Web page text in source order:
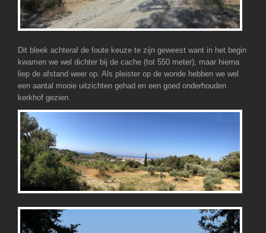
Dit bleek achteraf de foute keuze te zijn geweest want in het begin
kwamen we wel dichter bij de cache (tot 550 meter), maar hierna
liep de afstand weer op. Als pleister op de wonde hebben we wel
een aantal mooie uitzichten gehad en een goed onderhouden
kerkhof gezien.